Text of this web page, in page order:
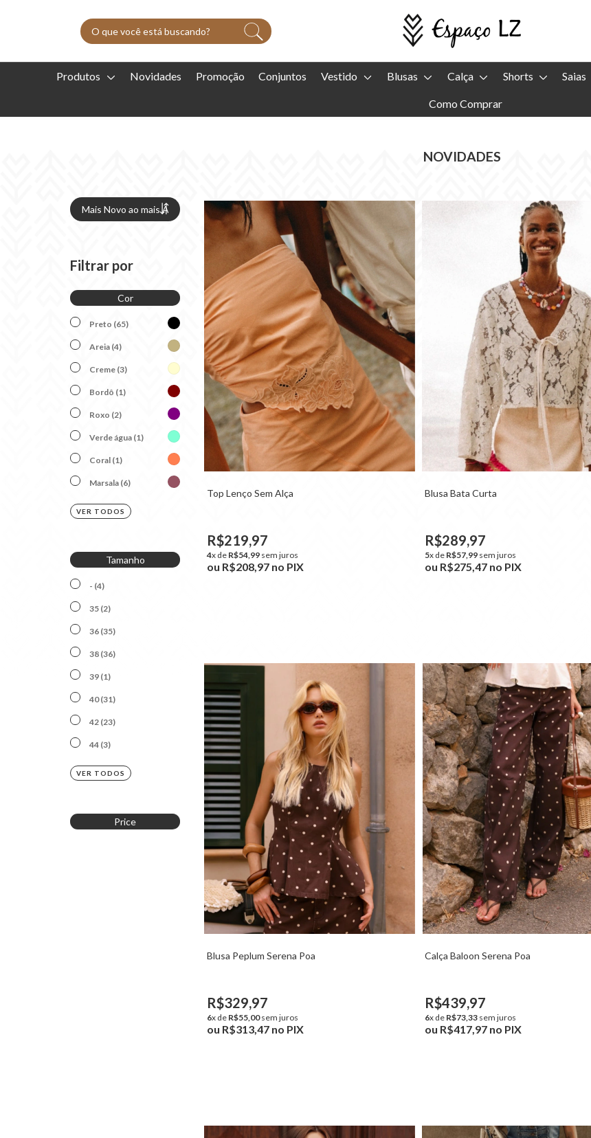
Produtos Novidades Promoção Conjuntos Vestido Blusas Calça Shorts Saias
Como Comprar
NOVIDADES
Filtrar por
Cor
Preto (65)
Areia (4)
Creme (3)
Bordô (1)
Roxo (2)
Verde água (1)
Coral (1)
Marsala (6)
VER TODOS
Tamanho
- (4)
35 (2)
36 (35)
38 (36)
39 (1)
40 (31)
42 (23)
44 (3)
VER TODOS
Price
Top Lenço Sem Alça
R$219,97
4x de R$54,99 sem juros
ou R$208,97 no PIX
Blusa Bata Curta
R$289,97
5x de R$57,99sem juros
ou R$275,47no PIX
Blusa Peplum Serena Poa
R$329,97
6x de R$55,00sem juros
ou R$313,47 no PIX
Calça Baloon Serena Poa
R$439,97
6x de R$73,33sem juros
ou R$417,97no PIX